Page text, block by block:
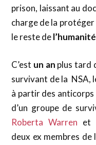
prison, laissant au
charge de la protéger
le reste del’humanité
C’est un an plus tard
survivant de la NSA,
à partir des
d’un groupe de
Roberta Warren et
deux ex membres